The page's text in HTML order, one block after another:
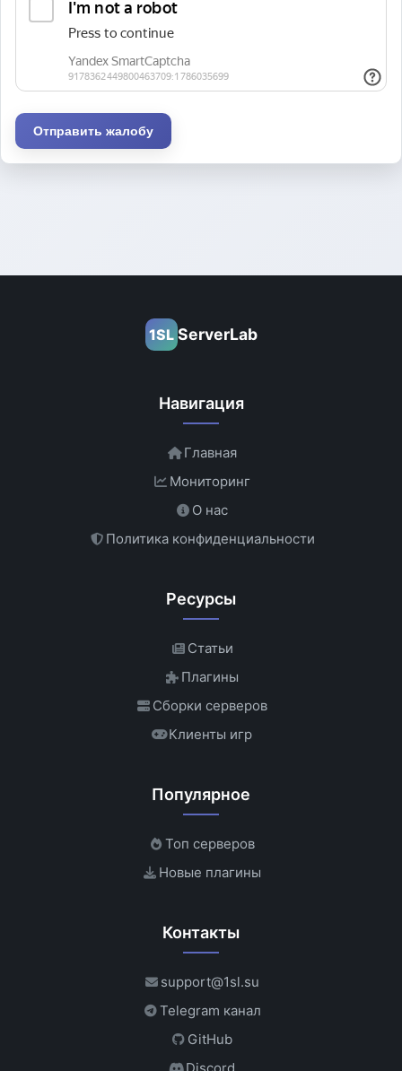
Отправить жалобу
1SL ServerLab
Навигация
Главная
Мониторинг
О нас
Политика конфиденциальности
Ресурсы
Статьи
Плагины
Сборки серверов
Клиенты игр
Популярное
Топ серверов
Новые плагины
Контакты
support@1sl.su
Telegram канал
GitHub